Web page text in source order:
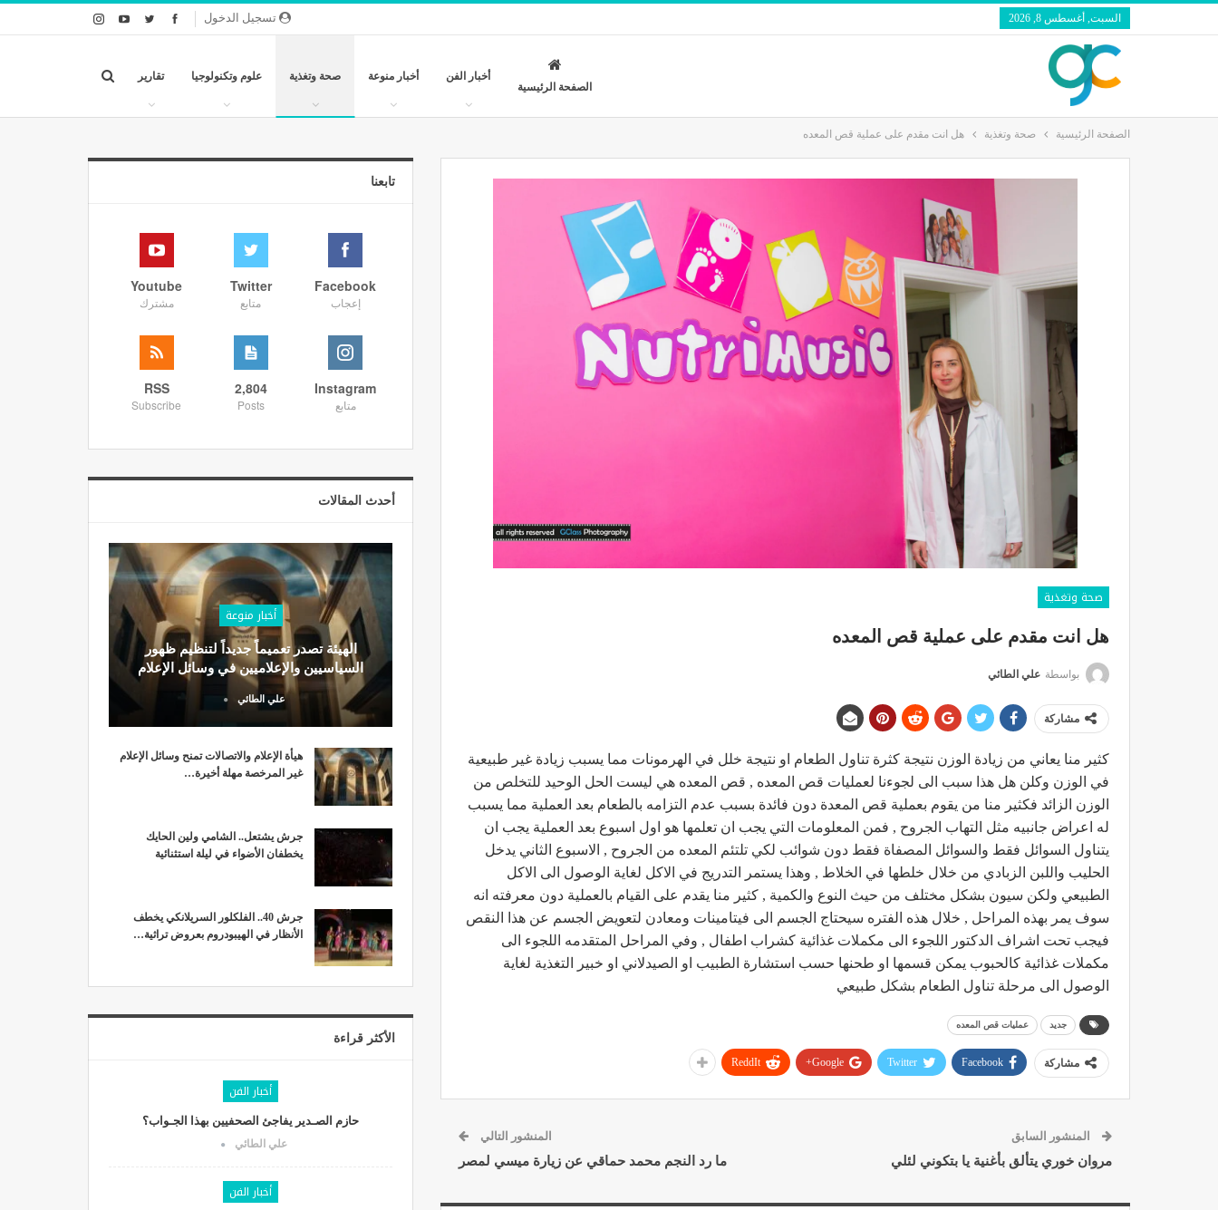
تسجيل الدخول السبت, أغسطس 8, 2026
الصفحة الرئيسية
أخبار الفن أخبار منوعة صحة وتغذية علوم وتكنولوجيا تقارير
الصفحة الرئيسية صحة وتغذية هل انت مقدم على عملية قص المعده
صحة وتغذية
هل انت مقدم على عملية قص المعده
بواسطة علي الطائي
مشاركة
كثير منا يعاني من زيادة الوزن نتيجة كثرة تناول الطعام او نتيجة خلل في الهرمونات مما يسبب زيادة غير طبيعية
في الوزن وكلن هل هذا سبب الى لجوءنا لعمليات قص المعده , قص المعده هي ليست الحل الوحيد للتخلص من
الوزن الزائد فكثير منا من يقوم بعملية قص المعدة دون فائدة بسبب عدم التزامه بالطعام بعد العملية مما يسبب
له اعراض جانبيه مثل التهاب الجروح , فمن المعلومات التي يجب ان تعلمها هو اول اسبوع بعد العملية يجب ان
يتناول السوائل فقط والسوائل المصفاة فقط دون شوائب لكي تلتئم المعده من الجروح , الاسبوع الثاني يدخل
الحليب واللبن الزبادي من خلال خلطها في الخلاط , وهذا يستمر التدريج في الاكل لغاية الوصول الى الاكل
الطبيعي ولكن سيون بشكل مختلف من حيث النوع والكمية , كثير منا يقدم على القيام بالعملية دون معرفته انه
سوف يمر بهذه المراحل , خلال هذه الفتره سيحتاج الجسم الى فيتامينات ومعادن لتعويض الجسم عن هذا النقص
فيجب تحت اشراف الدكتور اللجوء الى مكملات غذائية كشراب اطفال , وفي المراحل المتقدمه اللجوء الى
مكملات غذائية كالحبوب يمكن قسمها او طحنها حسب استشارة الطبيب او الصيدلاني او خبير التغذية لغاية
الوصول الى مرحلة تناول الطعام بشكل طبيعي
جديد عمليات قص المعده
مشاركة Facebook
Twitter
Google+
ReddIt
المنشور السابق
مروان خوري يتألق بأغنية يا بتكوني لئلي
المنشور التالي
ما رد النجم محمد حماقي عن زيارة ميسي لمصر
تابعنا
Facebook
إعجاب
Twitter
متابع
Youtube
مشترك
Instagram
متابع
2,804
Posts
RSS
Subscribe
أحدث المقالات
أخبار منوعة
الهيئة تصدر تعميماً جديداً لتنظيم ظهور
السياسيين والإعلاميين في وسائل الإعلام
علي الطائي
هيأة الإعلام والاتصالات تمنح وسائل الإعلام
غير المرخصة مهلة أخيرة…
جرش يشتعل.. الشامي ولين الحايك
يخطفان الأضواء في ليلة استثنائية
جرش 40.. الفلكلور السريلانكي يخطف
الأنظار في الهيبودروم بعروض تراثية…
الأكثر قراءة
أخبار الفن
حازم الصـدير يفاجئ الصحفيين بهذا الجـواب؟
علي الطائي
أخبار الفن